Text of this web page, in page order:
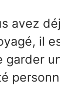
avez
il
garder